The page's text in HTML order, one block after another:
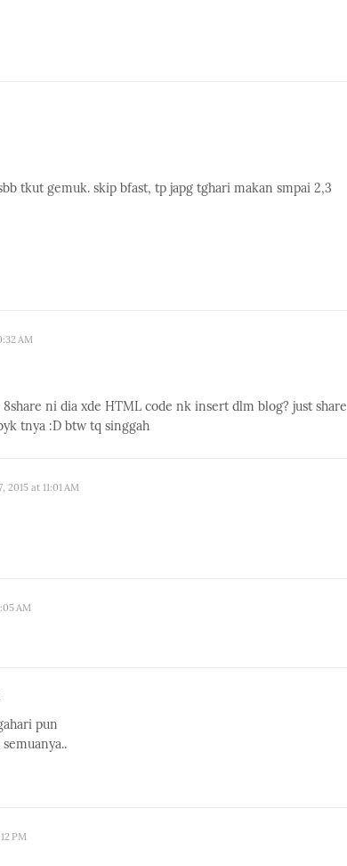
tkut gemuk. skip bfast, tp japg tghari makan smpai 2,3
AM
ni dia xde HTML code nk insert dlm blog? just share
tnya :D btw tq singgah
2015 at 11:01 AM
AM
pun
PM